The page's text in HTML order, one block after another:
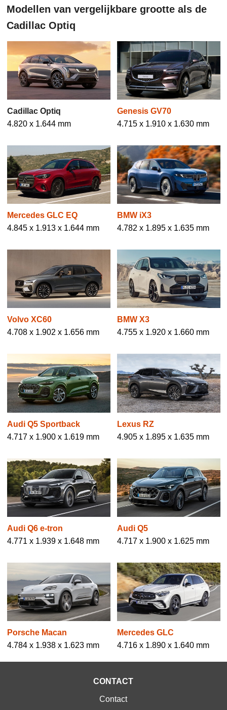
Modellen van vergelijkbare grootte als de
Cadillac Optiq
Cadillac Optiq
4.820 x 1.644 mm
Genesis GV70
4.715 x 1.910 x 1.630 mm
Mercedes GLC EQ
4.845 x 1.913 x 1.644 mm
BMW iX3
4.782 x 1.895 x 1.635 mm
Volvo XC60
4.708 x 1.902 x 1.656 mm
BMW X3
4.755 x 1.920 x 1.660 mm
Audi Q5 Sportback
4.717 x 1.900 x 1.619 mm
Lexus RZ
4.905 x 1.895 x 1.635 mm
Audi Q6 e-tron
4.771 x 1.939 x 1.648 mm
Audi Q5
4.717 x 1.900 x 1.625 mm
Porsche Macan
4.784 x 1.938 x 1.623 mm
Mercedes GLC
4.716 x 1.890 x 1.640 mm
CONTACT
Contact